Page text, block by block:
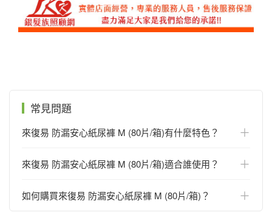
常見問題
來復易 防漏安心紙尿褲 M (80片/箱)有什麼特色？ ＋
來復易 防漏安心紙尿褲 M (80片/箱)適合誰使用？ ＋
如何購買來復易 防漏安心紙尿褲 M (80片/箱)？ ＋